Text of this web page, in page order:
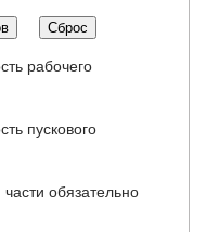
рабочего
пускового
обязательно